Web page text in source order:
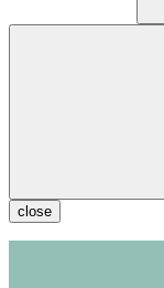
close